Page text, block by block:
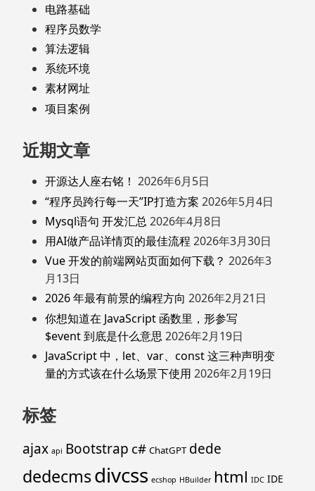
电路基础
程序员数学
算法逻辑
系统环境
素材网址
项目案例
近期文章
开源达人座右铭！ 2026年6月5日
“程序员跨行每一天”IP打造方案 2026年5月4日
Mysql语句 开发汇总 2026年4月8日
用AI做产品详情页的最佳流程 2026年3月30日
Vue 开发的前端网站页面如何下载？ 2026年3
月13日
2026 年最有前景的编程方向 2026年2月21日
你想知道在 JavaScript 函数里，形参写
$event 到底是什么意思 2026年2月19日
JavaScript 中，let、var、const 这三种声明变
量的方式该在什么场景下使用 2026年2月19日
标签
ajax api Bootstrap c# ChatGPT dede
dedecmsdivcss ecshop HBuilder html IDC IDE